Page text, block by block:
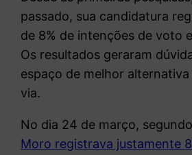
passado, sua candidatura
de 8% de intenções de voto
Os resultados geraram
espaço de melhor alternativa
via.
No dia 24 de março,
Moro registrava justamente